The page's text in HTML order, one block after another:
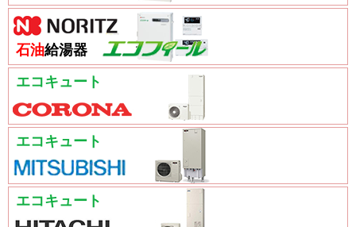
石油給湯器
エコキュート
エコキュート
エコキュート